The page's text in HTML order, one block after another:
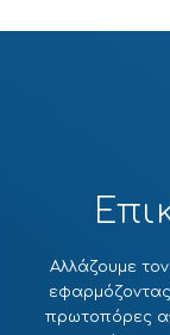
Αλλάζουμε
πρωτοπόρες